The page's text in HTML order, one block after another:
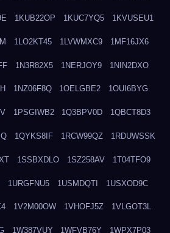
1KUB22OP 1KUC7YQ5 1KVUSEU1
1LO2KT45 1LVWMXC9 1MF16JX6
1N3R82X5 1NERJOY9 1NIN2DXO
1NZ06F8Q 1OELGBE2 1OUI6BYG
1PSGIWB2 1Q3BPV0D 1QBCT8D3
1QYKS8IF 1RCW99QZ 1RDUWSSK
1SSBXDLO 1SZ258AV 1T04TFO9
1URGFNU5 1USMDQTI 1USXOD9C
1V2M00OW 1VHOFJ5Z 1VLGOT3L
1W387VUY 1WFVB76Y 1WPX7P03